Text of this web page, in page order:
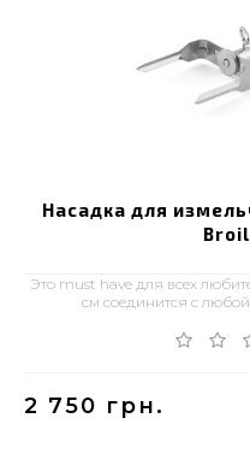
Насадка для
Это must have для всех
см соединится с
2 750 грн.